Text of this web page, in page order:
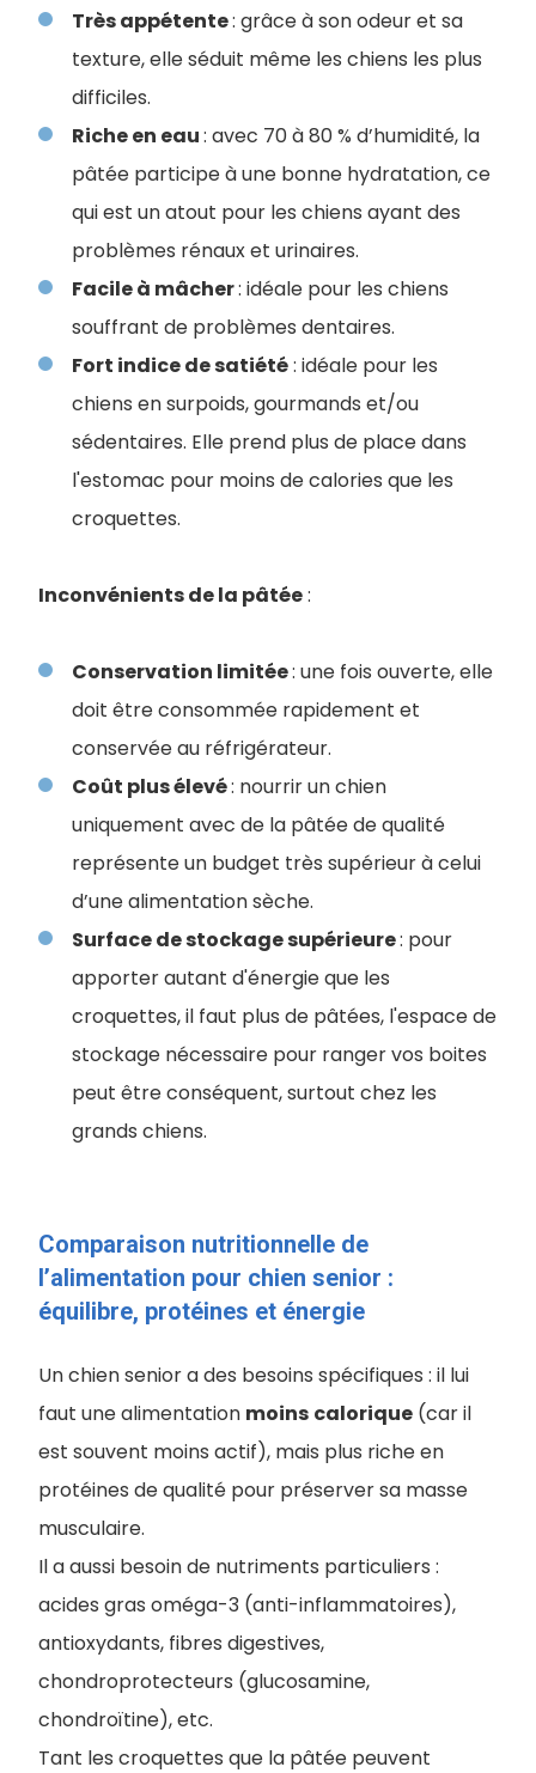
Très appétente: grâce à son odeur et sa
texture, elle séduit même les chiens les plus
difficiles.
Riche en eau: avec 70 à 80 % d’humidité, la
pâtée participe à une bonne hydratation, ce
qui est un atout pour les chiens ayant des
problèmes rénaux et urinaires.
Facile à mâcher: idéale pour les chiens
souffrant de problèmes dentaires.
Fort indice de satiété: idéale pour les
chiens en surpoids, gourmands et/ou
sédentaires. Elle prend plus de place dans
l'estomac pour moins de calories que les
croquettes.
Inconvénients de la pâtée:
Conservation limitée: une fois ouverte, elle
doit être consommée rapidement et
conservée au réfrigérateur.
Coût plus élevé: nourrir un chien
uniquement avec de la pâtée de qualité
représente un budget très supérieur à celui
d’une alimentation sèche.
Surface de stockage supérieure: pour
apporter autant d'énergie que les
croquettes, il faut plus de pâtées, l'espace de
stockage nécessaire pour ranger vos boites
peut être conséquent, surtout chez les
grands chiens.
Comparaison nutritionnelle de
l’alimentation pour chien senior :
équilibre, protéines et énergie
Un chien senior a des besoins spécifiques : il lui
faut une alimentation moins calorique (car il
est souvent moins actif), mais plus riche en
protéines de qualité pour préserver sa masse
musculaire.
Il a aussi besoin de nutriments particuliers :
acides gras oméga-3 (anti-inflammatoires),
antioxydants, fibres digestives,
chondroprotecteurs (glucosamine,
chondroïtine), etc.
Tant les croquettes que la pâtée peuvent